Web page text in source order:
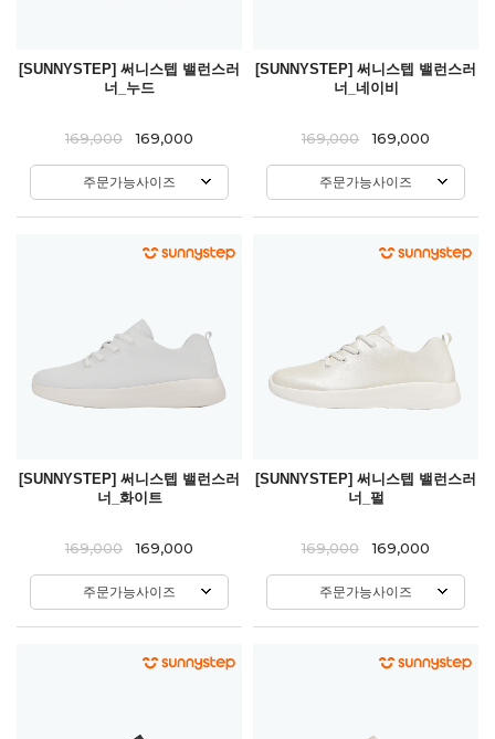
[SUNNYSTEP] 써니스텝 밸런스러
너_누드
169,000 169,000
주문가능사이즈
[SUNNYSTEP] 써니스텝 밸런스러
너_네이비
169,000 169,000
주문가능사이즈
[SUNNYSTEP] 써니스텝 밸런스러
너_화이트
169,000 169,000
주문가능사이즈
[SUNNYSTEP] 써니스텝 밸런스러
너_펄
169,000 169,000
주문가능사이즈